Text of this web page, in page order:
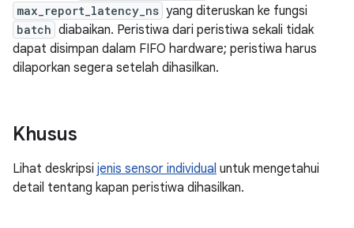
max_report_latency_ns yang diteruskan ke fungsi
batch diabaikan. Peristiwa dari peristiwa sekali tidak
dapat disimpan dalam FIFO hardware; peristiwa harus
dilaporkan segera setelah dihasilkan.
Khusus
Lihat deskripsi jenis sensor individual untuk mengetahui
detail tentang kapan peristiwa dihasilkan.